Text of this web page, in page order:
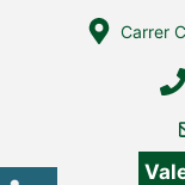
Carrer